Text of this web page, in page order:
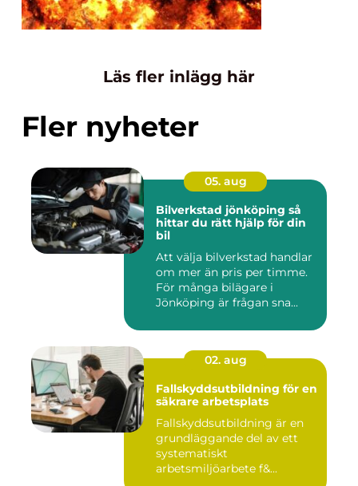
Läs fler inlägg här
Fler nyheter
05. aug
Bilverkstad jönköping så
hittar du rätt hjälp för din
bil
Att välja bilverkstad handlar
om mer än pris per timme.
För många bilägare i
Jönköping är frågan sna...
02. aug
Fallskyddsutbildning för en
säkrare arbetsplats
Fallskyddsutbildning är en
grundläggande del av ett
systematiskt
arbetsmiljöarbete f&...